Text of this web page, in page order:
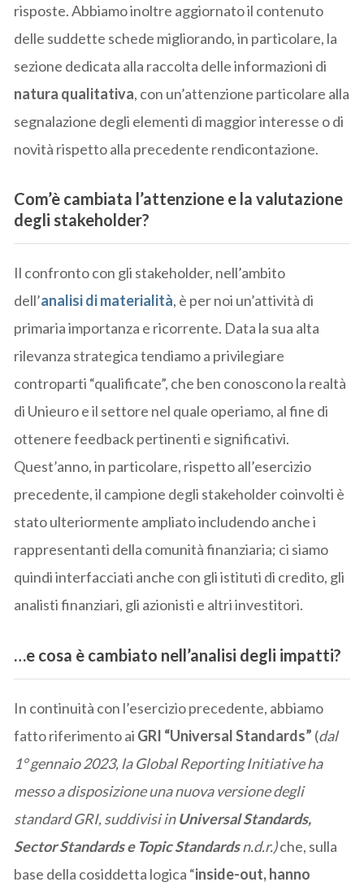
risposte. Abbiamo inoltre aggiornato il contenuto
delle suddette schede migliorando, in particolare, la
sezione dedicata alla raccolta delle informazioni di
natura qualitativa, con un’attenzione particolare alla
segnalazione degli elementi di maggior interesse o di
novità rispetto alla precedente rendicontazione.
Com’è cambiata l’attenzione e la valutazione
degli stakeholder?
Il confronto con gli stakeholder, nell’ambito
dell’analisi di materialità, è per noi un’attività di
primaria importanza e ricorrente. Data la sua alta
rilevanza strategica tendiamo a privilegiare
controparti “qualificate”, che ben conoscono la realtà
di Unieuro e il settore nel quale operiamo, al fine di
ottenere feedback pertinenti e significativi.
Quest’anno, in particolare, rispetto all’esercizio
precedente, il campione degli stakeholder coinvolti è
stato ulteriormente ampliato includendo anche i
rappresentanti della comunità finanziaria; ci siamo
quindi interfacciati anche con gli istituti di credito, gli
analisti finanziari, gli azionisti e altri investitori.
…e cosa è cambiato nell’analisi degli impatti?
In continuità con l’esercizio precedente, abbiamo
fatto riferimento ai GRI “Universal Standards” (dal
1° gennaio 2023, la Global Reporting Initiative ha
messo a disposizione una nuova versione degli
standard GRI, suddivisi inUniversal Standards,
Sector Standards e Topic Standardsn.d.r.)che, sulla
base della cosiddetta logica “inside-out, hanno